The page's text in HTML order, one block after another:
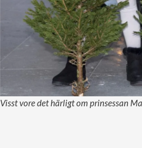
Visst vore det härligt om prinsessan